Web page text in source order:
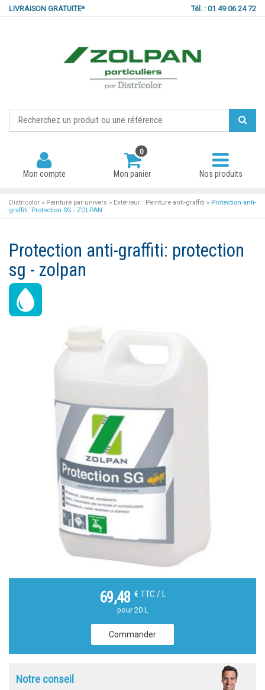
LIVRAISON GRATUITE* Tél. : 01 49 06 24 72
Mon compte
Ouvrir un compte
0
Mon panier Nos produits
Districolor » Peinture par univers » Extérieur : Peinture anti-graffiti » Protection anti-
graffiti: Protection SG - ZOLPAN
Protection anti-graffiti: protection
sg - zolpan
69,48 € TTC / L
pour 20 L
Commander
Notre conseil